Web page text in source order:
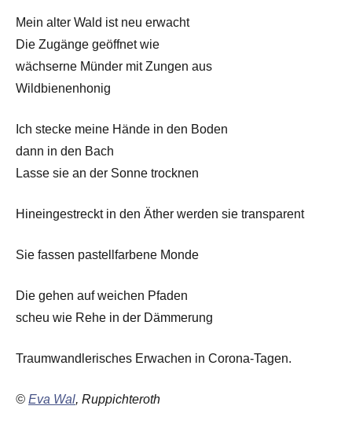
Mein alter Wald ist neu erwacht
Die Zugänge geöffnet wie
wächserne Münder mit Zungen aus
Wildbienenhonig
Ich stecke meine Hände in den Boden
dann in den Bach
Lasse sie an der Sonne trocknen
Hineingestreckt in den Äther werden sie transparent
Sie fassen pastellfarbene Monde
Die gehen auf weichen Pfaden
scheu wie Rehe in der Dämmerung
Traumwandlerisches Erwachen in Corona-Tagen.
© Eva Wal, Ruppichteroth